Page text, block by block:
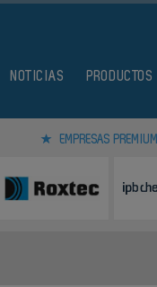
NOTICIAS PRODUCTOS
EMPRESAS PREMIUM